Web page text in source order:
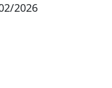
2026